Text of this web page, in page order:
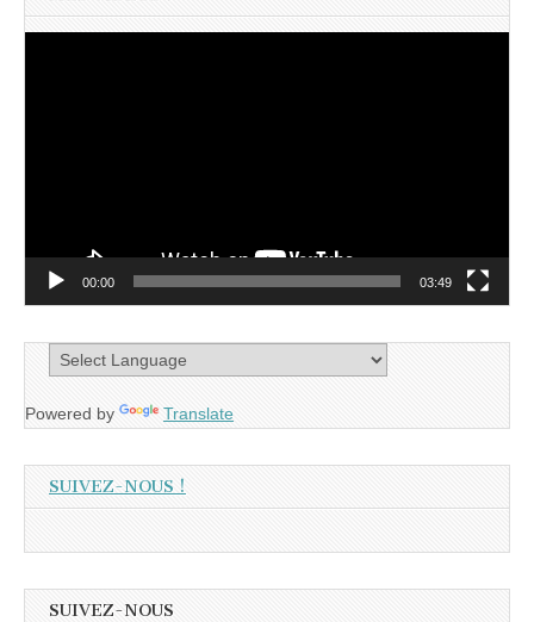
00:00 03:49
Powered by Translate
SUIVEZ-NOUS !
SUIVEZ-NOUS